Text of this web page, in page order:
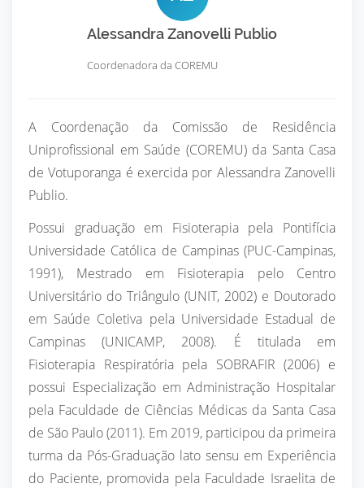
Alessandra Zanovelli Publio
Coordenadora da COREMU
A Coordenação da Comissão de Residência
Uniprofissional em Saúde (COREMU) da Santa Casa
de Votuporanga é exercida por Alessandra Zanovelli
Publio.
Possui graduação em Fisioterapia pela Pontifícia
Universidade Católica de Campinas (PUC-Campinas,
1991), Mestrado em Fisioterapia pelo Centro
Universitário do Triângulo (UNIT, 2002) e Doutorado
em Saúde Coletiva pela Universidade Estadual de
Campinas (UNICAMP, 2008). É titulada em
Fisioterapia Respiratória pela SOBRAFIR (2006) e
possui Especialização em Administração Hospitalar
pela Faculdade de Ciências Médicas da Santa Casa
de São Paulo (2011). Em 2019, participou da primeira
turma da Pós-Graduação lato sensu em Experiência
do Paciente, promovida pela Faculdade Israelita de